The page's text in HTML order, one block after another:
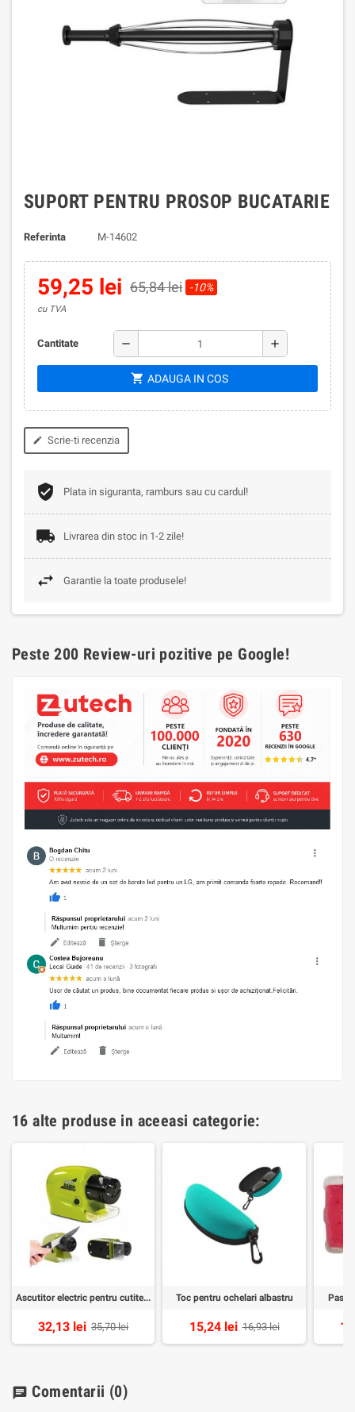
SUPORT PENTRU PROSOP BUCATARIE
Referinta M-14602
59,25 lei 65,84 lei -10%
cu TVA
Cantitate remove add
shopping_cart ADAUGA IN COS
edit Scrie-ti recenzia
Plata in siguranta, ramburs sau cu cardul!
Livrarea din stoc in 1-2 zile!
Garantie la toate produsele!
Peste 200 Review-uri pozitive pe Google!
16 alte produse in aceeasi categorie:
Ascutitor electric pentru cutite si foarfece
32,13 lei 35,70 lei
Toc pentru ochelari albastru
15,24 lei 16,93 lei
chat Comentarii (0)